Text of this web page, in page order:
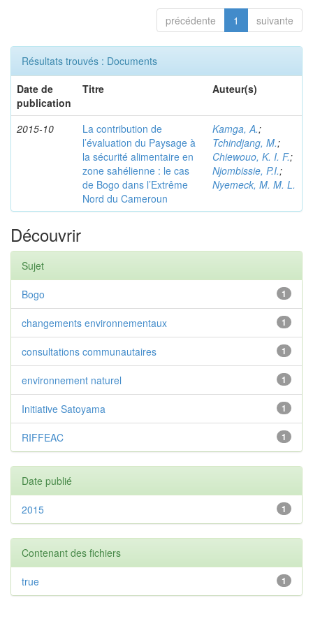
précédente 1 suivante
Résultats trouvés : Documents
Date de
publication
Titre Auteur(s)
2015-10
La contribution de
l’évaluation du Paysage à
la sécurité alimentaire en
zone sahélienne : le cas
de Bogo dans l’Extrême
Nord du Cameroun
Kamga, A.;
Tchindjang, M.;
Chiewouo, K. I. F.;
Njombissie, P.I.;
Nyemeck, M. M. L.
Découvrir
Sujet
1
Bogo
1
changements environnementaux
1
consultations communautaires
1
environnement naturel
1
Initiative Satoyama
1
RIFFEAC
Date publié
1
2015
Contenant des fichiers
1
true